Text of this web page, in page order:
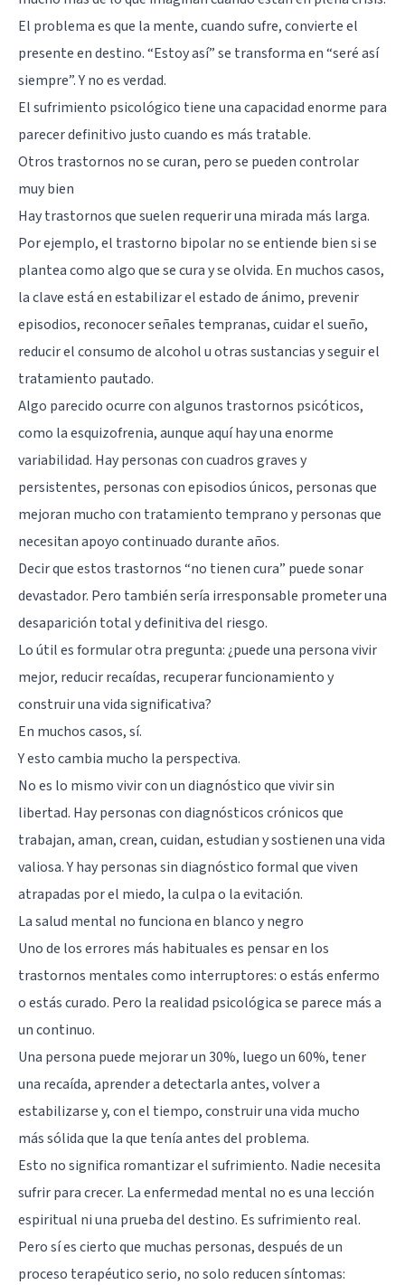
El problema es que la mente, cuando sufre, convierte el
presente en destino. “Estoy así” se transforma en “seré así
siempre”. Y no es verdad.
El sufrimiento psicológico tiene una capacidad enorme para
parecer definitivo justo cuando es más tratable.
Otros trastornos no se curan, pero se pueden controlar
muy bien
Hay trastornos que suelen requerir una mirada más larga.
Por ejemplo, el trastorno bipolarno se entiende bien si se
plantea como algo que se cura y se olvida. En muchos casos,
la clave está en estabilizar el estado de ánimo, prevenir
episodios, reconocer señales tempranas, cuidar el sueño,
reducir el consumo de alcohol u otras sustancias y seguir el
tratamiento pautado.
Algo parecido ocurre con algunos trastornos psicóticos,
como laesquizofrenia, aunque aquí hay una enorme
variabilidad. Hay personas con cuadros graves y
persistentes, personas con episodios únicos, personas que
mejoran mucho con tratamiento temprano y personas que
necesitan apoyo continuado durante años.
Decir que estos trastornos “no tienen cura” puede sonar
devastador. Pero también sería irresponsable prometer una
desaparición total y definitiva del riesgo.
Lo útil es formular otra pregunta: ¿puede una persona vivir
mejor, reducir recaídas, recuperar funcionamiento y
construir una vida significativa?
En muchos casos, sí.
Y esto cambia mucho la perspectiva.
No es lo mismo vivir con un diagnóstico que vivir sin
libertad. Hay personas con diagnósticos crónicos que
trabajan, aman, crean, cuidan, estudian y sostienen una vida
valiosa. Y hay personas sin diagnóstico formal que viven
atrapadas por el miedo, la culpa o la evitación.
La salud mental no funciona en blanco y negro
Uno de los errores más habituales es pensar en los
trastornos mentales como interruptores: o estás enfermo
o estás curado. Pero la realidad psicológica se parece más a
un continuo.
Una persona puede mejorar un 30%, luego un 60%, tener
una recaída, aprender a detectarla antes, volver a
estabilizarse y, con el tiempo, construir una vida mucho
más sólida que la que tenía antes del problema.
Esto no significa romantizar el sufrimiento. Nadie necesita
sufrir para crecer. La enfermedad mental no es una lección
espiritual ni una prueba del destino. Es sufrimiento real.
Pero sí es cierto que muchas personas, después de un
proceso terapéutico serio, no solo reducen síntomas: